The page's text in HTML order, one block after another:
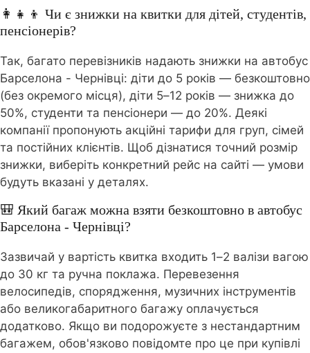
👩‍👧‍👦 Чи є знижки на квитки для дітей, студентів,
пенсіонерів?
Так, багато перевізників надають знижки на автобус
Барселона - Чернівці: діти до 5 років — безкоштовно
(без окремого місця), діти 5–12 років — знижка до
50%, студенти та пенсіонери — до 20%. Деякі
компанії пропонують акційні тарифи для груп, сімей
та постійних клієнтів. Щоб дізнатися точний розмір
знижки, виберіть конкретний рейс на сайті — умови
будуть вказані у деталях.
🎒 Який багаж можна взяти безкоштовно в автобус
Барселона - Чернівці?
Зазвичай у вартість квитка входить 1–2 валізи вагою
до 30 кг та ручна поклажа. Перевезення
велосипедів, спорядження, музичних інструментів
або великогабаритного багажу оплачується
додатково. Якщо ви подорожуєте з нестандартним
багажем, обов'язково повідомте про це при купівлі